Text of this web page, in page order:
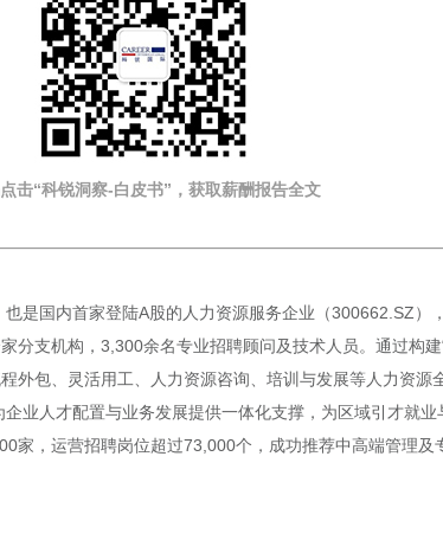
击“科锐洞察-白皮书”，获取薪酬报告全文
是国内首家登陆A股的人力资源服务企业（300662.SZ）
分支机构，3,300余名专业招聘顾问及技术人员。通过构
外包、灵活用工、人力资源咨询、培训与发展等人力资源
业人才配置与业务发展提供一体化支撑，为区域引才就
家，运营招聘岗位超过73,000个，成功推荐中高端管理